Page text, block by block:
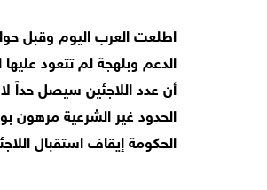
اطلعت العرب اليوم وقبل
أن عدد اللاجئين سيصل حداً
الحدود غير الشرعية مرهون
الحكومة إيقاف استقبال